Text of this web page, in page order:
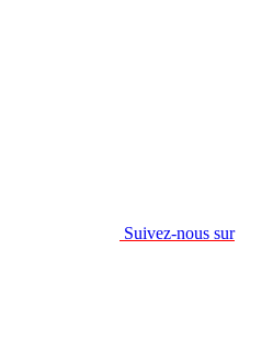
Suivez-nous sur